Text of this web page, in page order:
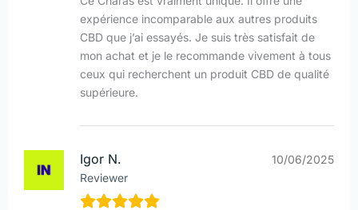
expérience incomparable aux autres produits
CBD que j’ai essayés. Je suis très satisfait de
mon achat et je le recommande vivement à tous
ceux qui recherchent un produit CBD de qualité
supérieure.
Igor N.
Reviewer
10/06/2025